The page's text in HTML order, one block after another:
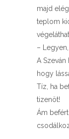
majd
teplom
–
A Szeván
hogy
Tíz, ha
tizenöt!
Ám